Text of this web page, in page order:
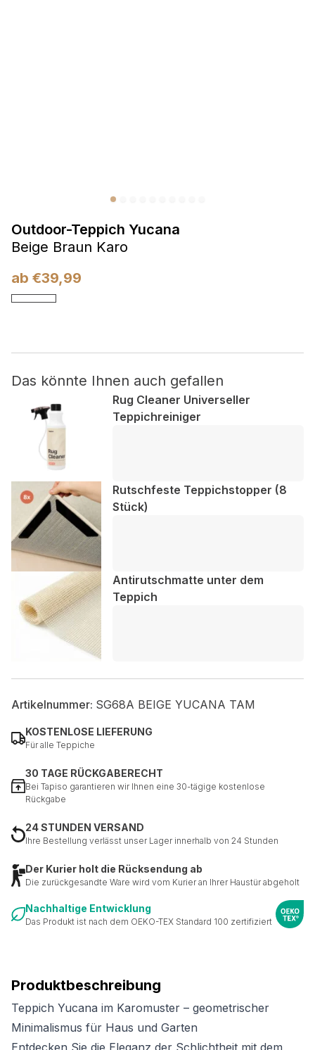
Outdoor-Teppich Yucana
Beige Braun Karo
ab €39,99
Produktbeschreibung
Teppich Yucana im Karomuster – geometrischer
Minimalismus für Haus und Garten
Entdecken Sie die Eleganz der Schlichtheit mit dem
Das könnte Ihnen auch gefallen
Rug Cleaner Universeller
Teppichreiniger
Rutschfeste Teppichstopper (8
Stück)
Antirutschmatte unter dem
Teppich
Artikelnummer: SG68A BEIGE YUCANA TAM
KOSTENLOSE LIEFERUNG
Für alle Teppiche
30 TAGE RÜCKGABERECHT
Bei Tapiso garantieren wir Ihnen eine 30-tägige kostenlose
Rückgabe
24 STUNDEN VERSAND
Ihre Bestellung verlässt unser Lager innerhalb von 24 Stunden
Der Kurier holt die Rücksendung ab
Die zurückgesandte Ware wird vom Kurier an Ihrer Haustür abgeholt
Nachhaltige Entwicklung
Das Produkt ist nach dem OEKO-TEX Standard 100 zertifiziert
Marketing
Marketing-Cookies werden verwendet, um Benutzer über
Websites hinweg zu verfolgen. Das Ziel ist es, Anzeigen
anzuzeigen, die für den einzelnen Benutzer relevant und
ansprechend sind und somit wertvoller für Herausgeber und
Nicht kategorisiert.
Andere nicht kategorisierte Cookies sind solche, die
analysiert werden und noch keiner Kategorie zugeordnet
wurden.
Meine Einstellungen speichern
Alle akzeptieren